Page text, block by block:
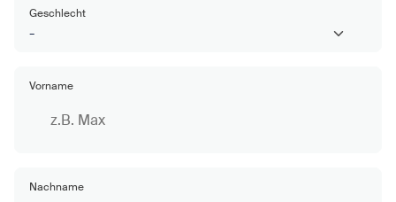
Geschlecht
Vorname
Nachname